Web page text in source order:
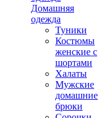
Домашняя
одежда
Туники
Костюмы
женские с
шортами
Халаты
Мужские
домашние
брюки